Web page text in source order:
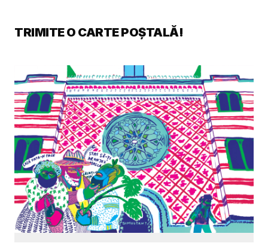
TRIMITE O CARTE POȘTALĂ!